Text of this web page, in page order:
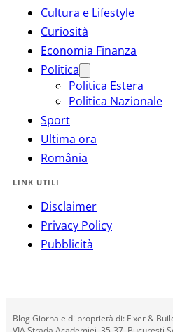
Cultura e Lifestyle
Curiosità
Economia Finanza
Politica
Politica Estera
Politica Nazionale
Sport
Ultima ora
România
LINK UTILI
Disclaimer
Privacy Policy
Pubblicità
Blog Giornale di proprietà di: Fixer &